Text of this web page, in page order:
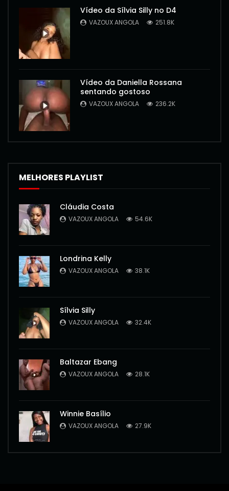
Vídeo da Sílvia Silly no D4
VAZOUX ANGOLA 251.8K
Vídeo da Daniella Rossana
sentando gostoso
VAZOUX ANGOLA 236.2K
MELHORES PLAYLIST
Cláudia Costa
VAZOUX ANGOLA 54.6K
Londrina Kelly
VAZOUX ANGOLA 38.1K
Sílvia Silly
VAZOUX ANGOLA 32.4K
Baltazar Ebang
VAZOUX ANGOLA 28.1K
Winnie Basílio
VAZOUX ANGOLA 27.9K